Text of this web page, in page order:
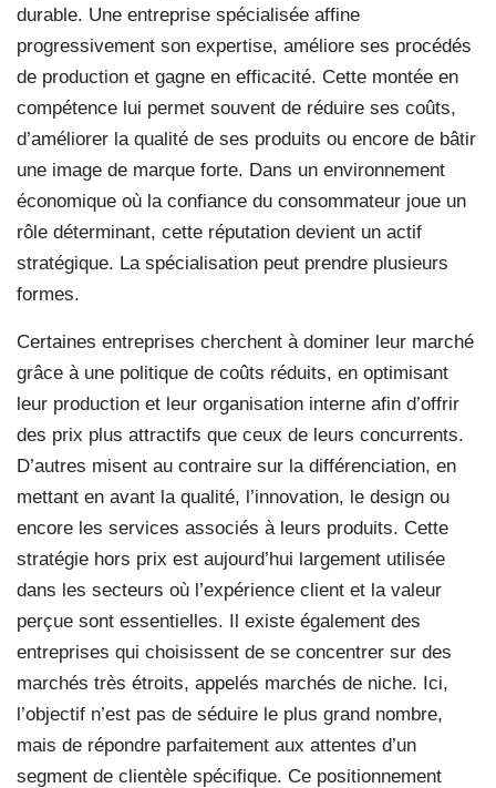
durable. Une entreprise spécialisée affine
progressivement son expertise, améliore ses procédés
de production et gagne en efficacité. Cette montée en
compétence lui permet souvent de réduire ses coûts,
d’améliorer la qualité de ses produits ou encore de bâtir
une image de marque forte. Dans un environnement
économique où la confiance du consommateur joue un
rôle déterminant, cette réputation devient un actif
stratégique. La spécialisation peut prendre plusieurs
formes.
Certaines entreprises cherchent à dominer leur marché
grâce à une politique de coûts réduits, en optimisant
leur production et leur organisation interne afin d’offrir
des prix plus attractifs que ceux de leurs concurrents.
D’autres misent au contraire sur la différenciation, en
mettant en avant la qualité, l’innovation, le design ou
encore les services associés à leurs produits. Cette
stratégie hors prix est aujourd’hui largement utilisée
dans les secteurs où l’expérience client et la valeur
perçue sont essentielles. Il existe également des
entreprises qui choisissent de se concentrer sur des
marchés très étroits, appelés marchés de niche. Ici,
l’objectif n’est pas de séduire le plus grand nombre,
mais de répondre parfaitement aux attentes d’un
segment de clientèle spécifique. Ce positionnement